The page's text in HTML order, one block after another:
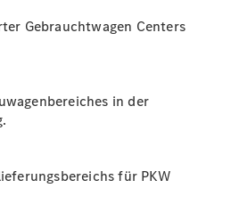
Gebrauchtwagen Centers
in der
für PKW